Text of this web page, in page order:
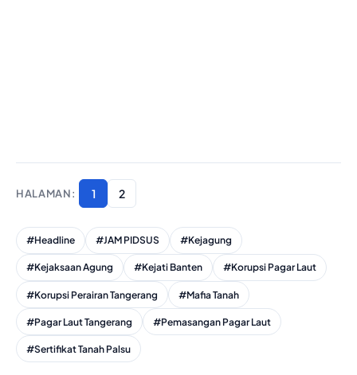
1 2
#Headline #JAM PIDSUS #Kejagung
#Kejaksaan Agung #Kejati Banten #Korupsi Pagar Laut
#Korupsi Perairan Tangerang #Mafia Tanah
#Pagar Laut Tangerang #Pemasangan Pagar Laut
#Sertifikat Tanah Palsu